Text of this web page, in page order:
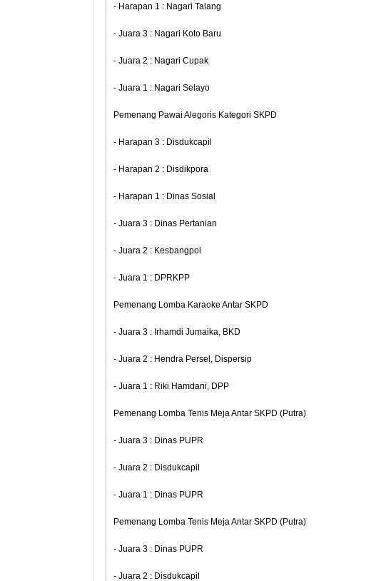
- Harapan 1 : Nagari Talang
- Juara 3 : Nagari Koto Baru
- Juara 2 : Nagari Cupak
- Juara 1 : Nagari Selayo
Pemenang Pawai Alegoris Kategori SKPD
- Harapan 3 : Disdukcapil
- Harapan 2 : Disdikpora
- Harapan 1 : Dinas Sosial
- Juara 3 : Dinas Pertanian
- Juara 2 : Kesbangpol
- Juara 1 : DPRKPP
Pemenang Lomba Karaoke Antar SKPD
- Juara 3 : Irhamdi Jumaika, BKD
- Juara 2 : Hendra Persel, Dispersip
- Juara 1 : Riki Hamdani, DPP
Pemenang Lomba Tenis Meja Antar SKPD (Putra)
- Juara 3 : Dinas PUPR
- Juara 2 : Disdukcapil
- Juara 1 : Dinas PUPR
Pemenang Lomba Tenis Meja Antar SKPD (Putra)
- Juara 3 : Dinas PUPR
- Juara 2 : Disdukcapil